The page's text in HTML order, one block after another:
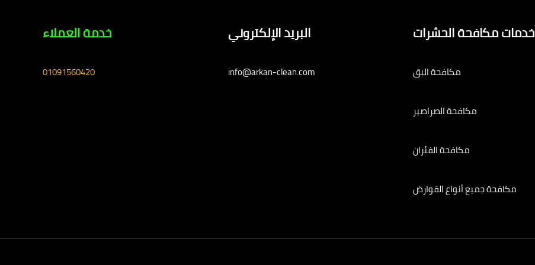
خدمات مكافحة الحشرات
مكافحة البق
مكافحة الصراصير
مكافحة الفئران
مكافحة جميع أنواع القوارض
البريد الإلكتروني
info@arkan-clean.com
خدمة العملاء
01091560420